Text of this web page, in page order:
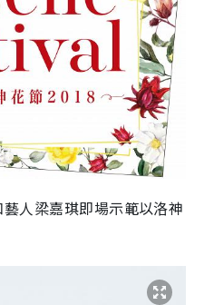
人梁嘉琪即場示範以洛神